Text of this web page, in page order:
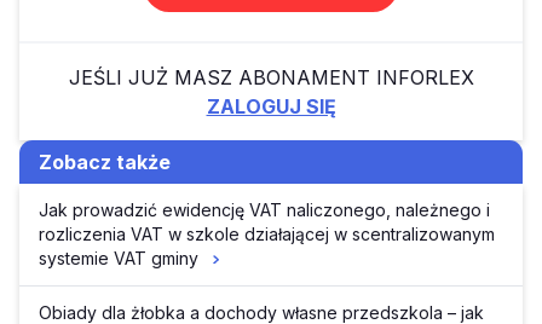
JEŚLI JUŻ MASZ ABONAMENT INFORLEX
ZALOGUJ SIĘ
Zobacz także
Jak prowadzić ewidencję VAT naliczonego, należnego i
rozliczenia VAT w szkole działającej w scentralizowanym
systemie VAT gminy
Obiady dla żłobka a dochody własne przedszkola – jak